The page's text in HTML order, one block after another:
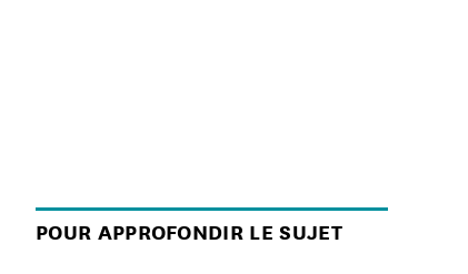
POUR APPROFONDIR LE SUJET